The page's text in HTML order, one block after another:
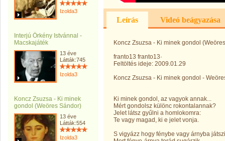
Izolda3
Interjú Örkény Istvánnal -
Macskajáték
13 éve
Látták:745
Izolda3
Koncz Zsuzsa - Ki minek
gondol (Weöres Sándor)
13 éve
Látták:554
Izolda3
Leírás Videó beágyazása
Koncz Zsuzsa - Ki minek gondol
franto13 franto13·
Feltöltés ideje: 2009.01.29
Koncz Zsuzsa - Ki minek gondol -
Ki minek gondol, az vagyok annak...
Mért gondolsz különc rokontalannak?
Jelet látsz gyűlni a homlokomra:
Te vagy magad, ki e jelet vonja.
S vigyázz hogy fénybe vagy árnyba